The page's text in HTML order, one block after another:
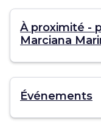
À proximité -
Marciana
Événements